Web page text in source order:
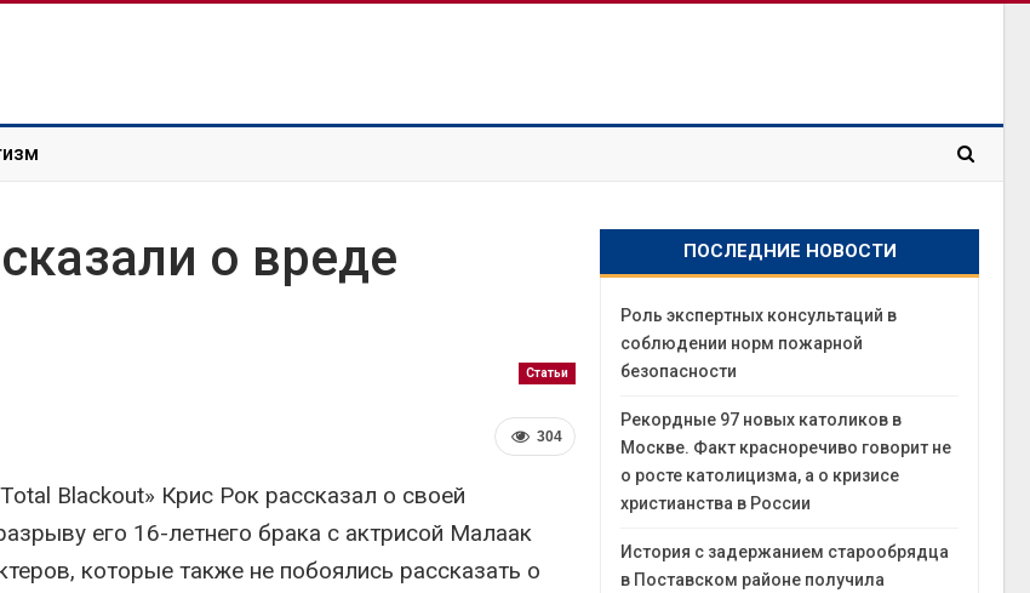
о вреде
Статьи
304
Blackout» Крис Рок рассказал о своей
его 16-летнего брака с актрисой Малаак
которые также не побоялись рассказать о
ПОСЛЕДНИЕ НОВОСТИ
Роль экспертных консультаций в
соблюдении норм пожарной
безопасности
Рекордные 97 новых католиков в
Москве. Факт красноречиво говорит не
о росте католицизма, а о кризисе
христианства в России
История с задержанием старообрядца
в Поставском районе получила